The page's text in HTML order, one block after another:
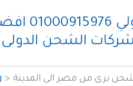
شركة ايدو
شركات الشحن
برى من مصر الى المدينة